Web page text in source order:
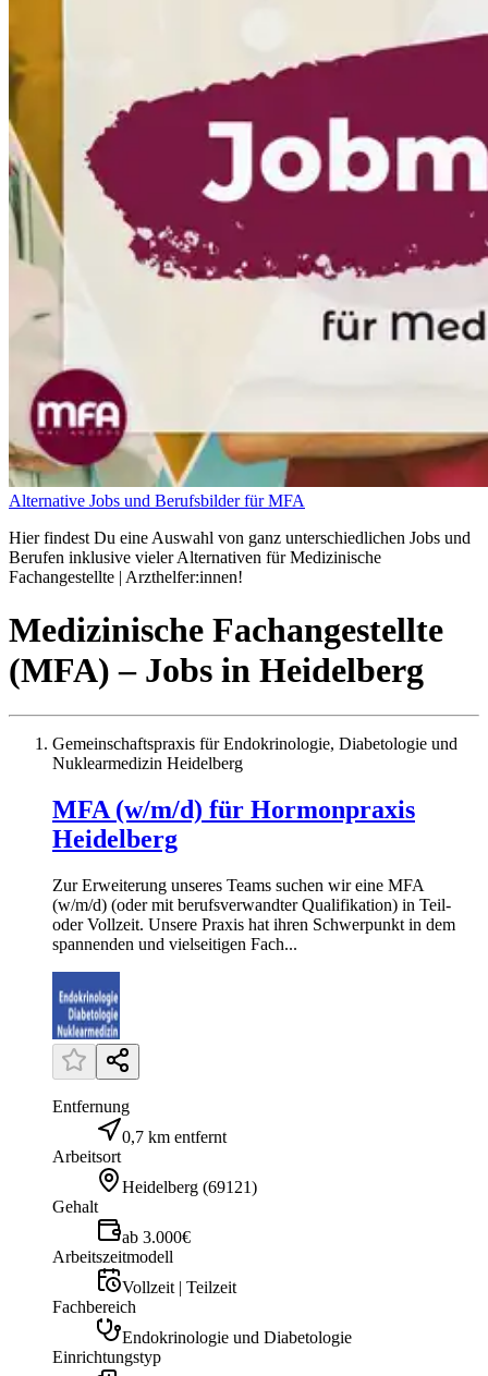
Alternative Jobs und Berufsbilder für MFA
Hier findest Du eine Auswahl von ganz unterschiedlichen Jobs und
Berufen inklusive vieler Alternativen für Medizinische
Fachangestellte | Arzthelfer:innen!
Medizinische Fachangestellte
(MFA) – Jobs in Heidelberg
Gemeinschaftspraxis für Endokrinologie, Diabetologie und
Nuklearmedizin Heidelberg
MFA (w/m/d) für Hormonpraxis
Heidelberg
Zur Erweiterung unseres Teams suchen wir eine MFA
(w/m/d) (oder mit berufsverwandter Qualifikation) in Teil-
oder Vollzeit. Unsere Praxis hat ihren Schwerpunkt in dem
spannenden und vielseitigen Fach...
Entfernung
0,7 km entfernt
Arbeitsort
Heidelberg (69121)
Gehalt
ab 3.000€
Arbeitszeitmodell
Vollzeit | Teilzeit
Fachbereich
Endokrinologie und Diabetologie
Einrichtungstyp